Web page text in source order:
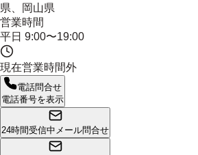
県、岡山県
営業時間
平日 9:00〜19:00
現在営業時間外
電話問合せ
電話番号を表示
24時間受信中 メール問合せ